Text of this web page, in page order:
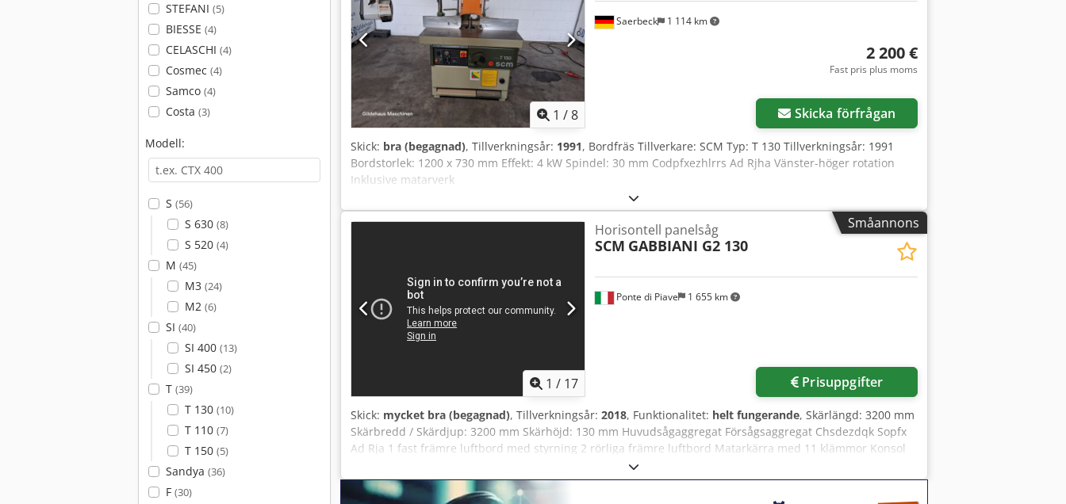
STEFANI (5)
BIESSE (4)
CELASCHI (4)
Cosmec (4)
Samco (4)
Costa (3)
Modell:
S (56)
S 630 (8)
S 520 (4)
M (45)
M3 (24)
M2 (6)
SI (40)
SI 400 (13)
SI 450 (2)
T (39)
T 130 (10)
T 110 (7)
T 150 (5)
Sandya (36)
F (30)
1 /8
Saerbeck 1 114 km
2 200 €
Fast pris plus moms
Skicka förfrågan
Skick: bra (begagnad), Tillverkningsår: 1991, Bordfräs Tillverkare: SCM Typ: T 130 Tillverkningsår: 1991
Bordstorlek: 1200 x 730 mm Effekt: 4 kW Spindel: 30 mm Codpfxezhlrrs Ad Rjha Vänster-höger rotation
Inklusive matarverk
Småannons
1 / 17
Ponte di Piave 1 655 km
Horisontell panelsåg
SCM GABBIANI G2 130
Prisuppgifter
Skick: mycket bra (begagnad), Tillverkningsår: 2018, Funktionalitet: helt fungerande, Skärlängd: 3200 mm
Skärbredd / Skärdjup: 3200 mm Skärhöjd: 130 mm Huvudsågaggregat Försågsaggregat Chsdezdqk Sopfx
Ad Rja 1 fast främre luftbord med styrning 2 rörliga främre luftbord Matarkärra med 11 klämmor Konsol
med integrerad PC "eye-M" Mjukvara: Maestro Cut START/STOP fotpedal Vikt ca 4150 kg. Inkluderar
optimeringsprogramvara för kapning Tillgänglig september 2026